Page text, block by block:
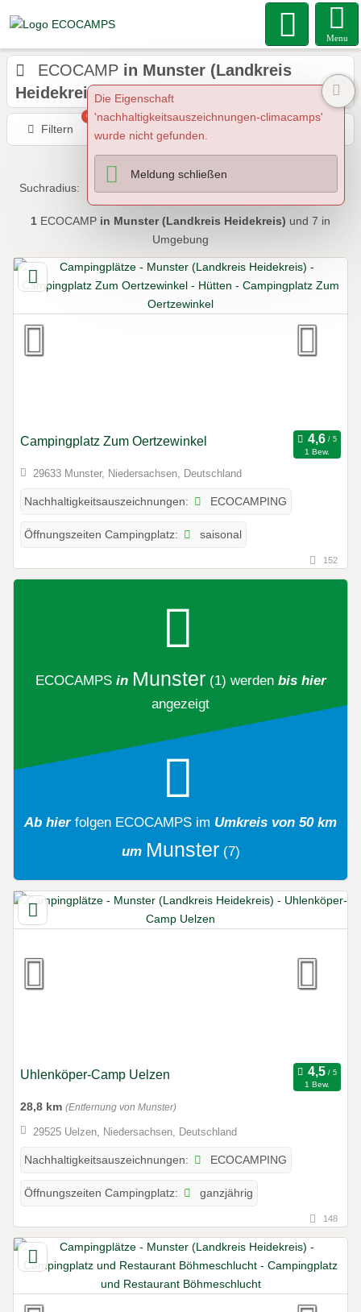
Menu
Die Eigenschaft
'nachhaltigkeitsauszeichnungen-climacamps'
wurde nicht gefunden.
Meldung schließen
ECOCAMP in Munster (Landkreis
Heidekreis)
Filtern
0
Karte
Suchradius:
1 ECOCAMP in Munster (Landkreis Heidekreis) und 7 in
Umgebung
Campingplatz Zum Oertzewinkel
1 Bew.
29633 Munster, Niedersachsen, Deutschland
Nachhaltigkeitsauszeichnungen: ECOCAMPING
Öffnungszeiten Campingplatz: saisonal
152
ECOCAMPS in Munster (1) werden bis hier
angezeigt
Ab hier folgen ECOCAMPS im Umkreis von 50 km
um Munster (7)
Uhlenköper-Camp Uelzen
1 Bew.
28,8 km (Entfernung von Munster)
29525 Uelzen, Niedersachsen, Deutschland
Nachhaltigkeitsauszeichnungen: ECOCAMPING
Öffnungszeiten Campingplatz: ganzjährig
148